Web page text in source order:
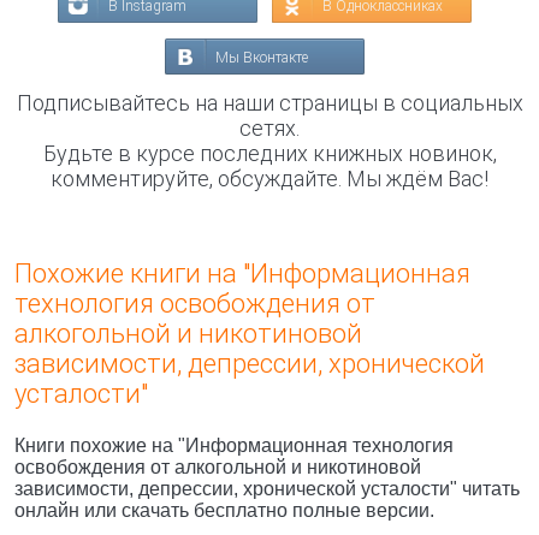
В Instagram В Одноклассниках
Мы Вконтакте
Подписывайтесь на наши страницы в социальных
сетях.
Будьте в курсе последних книжных новинок,
комментируйте, обсуждайте. Мы ждём Вас!
Похожие книги на "Информационная
технология освобождения от
алкогольной и никотиновой
зависимости, депрессии, хронической
усталости"
Книги похожие на "Информационная технология
освобождения от алкогольной и никотиновой
зависимости, депрессии, хронической усталости" читать
онлайн или скачать бесплатно полные версии.